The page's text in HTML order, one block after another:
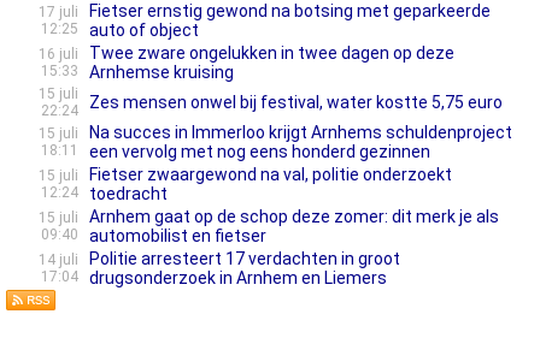
17 juli
12:25
Fietser ernstig gewond na botsing met geparkeerde
auto of object
16 juli
15:33
Twee zware ongelukken in twee dagen op deze
Arnhemse kruising
15 juli
22:24
Zes mensen onwel bij festival, water kostte 5,75 euro
15 juli
18:11
Na succes in Immerloo krijgt Arnhems schuldenproject
een vervolg met nog eens honderd gezinnen
15 juli
12:24
Fietser zwaargewond na val, politie onderzoekt
toedracht
15 juli
09:40
Arnhem gaat op de schop deze zomer: dit merk je als
automobilist en fietser
14 juli
17:04
Politie arresteert 17 verdachten in groot
drugsonderzoek in Arnhem en Liemers